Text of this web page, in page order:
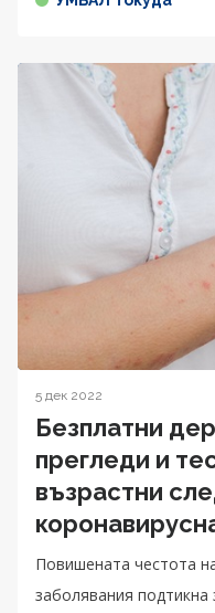
5 дек 2022
Безплатни
прегледи и
възрастни
Повишената честота
заболявания подтикна